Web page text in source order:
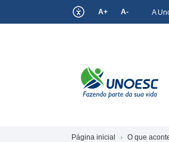
A+ A- A
Página inicial O que